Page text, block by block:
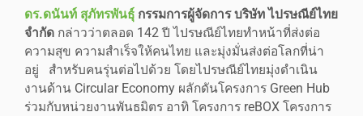
ดร.ดนันท์ สุภัทรพันธุ์ กรรมการผู้จัดการ บริษัท ไปรษณีย์ไทย
จำกัด กล่าวว่าตลอด 142 ปี ไปรษณีย์ไทยทำหน้าที่ส่งต่อ
ความสุข ความสำเร็จให้คนไทย และมุ่งมั่นส่งต่อโลกที่น่า
อยู่ สำหรับคนรุ่นต่อไปด้วย โดยไปรษณีย์ไทยมุ่งดำเนิน
งานด้าน Circular Economy ผลักดันโครงการ Green Hub
ร่วมกับหน่วยงานพันธมิตร อาทิ โครงการ reBOX โครงการ